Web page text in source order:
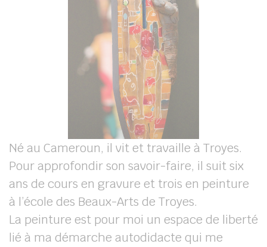
Né au Cameroun, il vit et travaille à Troyes.
Pour approfondir son savoir-faire, il suit six
ans de cours en gravure et trois en peinture
à l’école des Beaux-Arts de Troyes.
La peinture est pour moi un espace de liberté
lié à ma démarche autodidacte qui me